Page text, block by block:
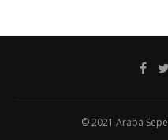
© 2021 Araba